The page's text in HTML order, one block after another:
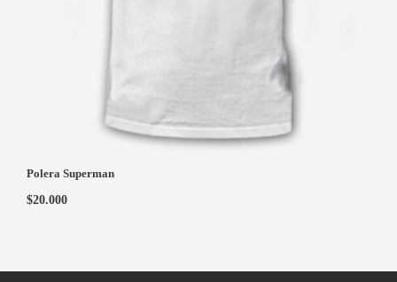
Polera Superman
$20.000